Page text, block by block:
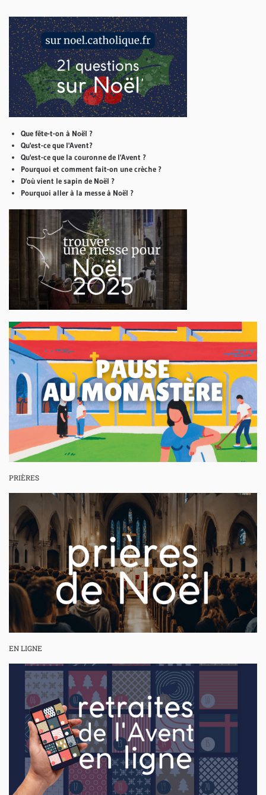
Que fête-t-on à Noël ?
Qu'est-ce que l'Avent?
Qu'est-ce que la couronne de l'Avent ?
Pourquoi et comment fait-on une crèche ?
D'où vient le sapin de Noël ?
Pourquoi aller à la messe à Noël ?
PRIÈRES
EN LIGNE